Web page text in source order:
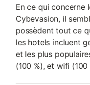
En ce qui concerne
Cybevasion, il
possèdent tout ce
les hotels incluent
et les plus
(100 %), et wifi